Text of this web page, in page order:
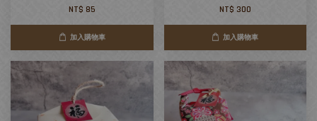
NT$ 85
加入購物車
NT$ 300
加入購物車